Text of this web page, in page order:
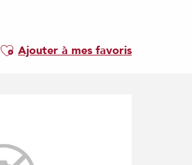
Ajouter aux favoris
Ajouter à mes favoris